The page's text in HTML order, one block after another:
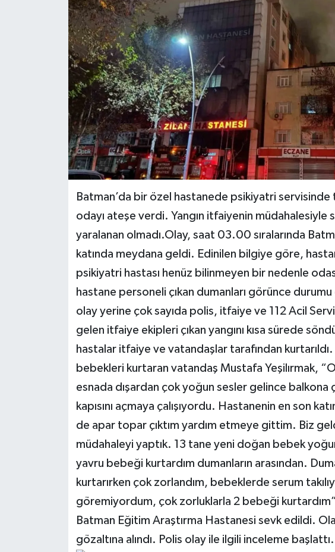
Batman’da bir özel hastanede psikiyatri servisinde
odayı ateşe verdi. Yangın itfaiyenin
yaralanan olmadı.Olay, saat 03.00 sıralarında
katında meydana geldi. Edinilen bilgiye göre,
psikiyatri hastası henüz bilinmeyen bir nedenle
hastane personeli çıkan dumanları görünce
olay yerine çok sayıda polis, itfaiye ve 112 Acil
gelen itfaiye ekipleri çıkan yangını kısa sürede
hastalar itfaiye ve vatandaşlar tarafından
bebekleri kurtaran vatandaş Mustafa Yeşilırmak,
esnada dışardan çok yoğun sesler gelince balkona
kapısını açmaya çalışıyordu. Hastanenin en son
de apar topar çıktım yardım etmeye gittim. Biz
müdahaleyi yaptık. 13 tane yeni doğan bebek
yavru bebeği kurtardım dumanların arasından.
kurtarırken çok zorlandım, bebeklerde serum
göremiyordum, çok zorluklarla 2 bebeği
Batman Eğitim Araştırma Hastanesi sevk edildi.
gözaltına alındı. Polis olay ile ilgili inceleme başlattı.